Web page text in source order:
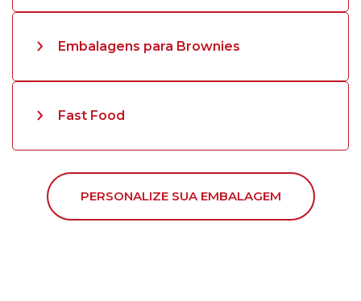
Embalagens para Brownies
Fast Food
PERSONALIZE SUA EMBALAGEM